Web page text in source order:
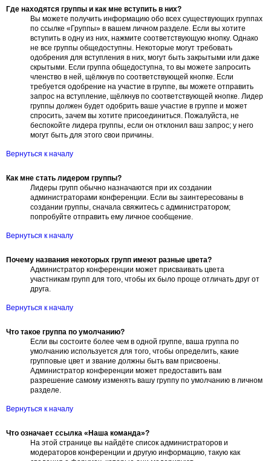
Где находятся группы и как мне вступить в них?
Вы можете получить информацию обо всех существующих группах
по ссылке «Группы» в вашем личном разделе. Если вы хотите
вступить в одну из них, нажмите соответствующую кнопку. Однако
не все группы общедоступны. Некоторые могут требовать
одобрения для вступления в них, могут быть закрытыми или даже
скрытыми. Если группа общедоступна, то вы можете запросить
членство в ней, щёлкнув по соответствующей кнопке. Если
требуется одобрение на участие в группе, вы можете отправить
запрос на вступление, щёлкнув по соответствующей кнопке. Лидер
группы должен будет одобрить ваше участие в группе и может
спросить, зачем вы хотите присоединиться. Пожалуйста, не
беспокойте лидера группы, если он отклонил ваш запрос; у него
могут быть для этого свои причины.
Вернуться к началу
Как мне стать лидером группы?
Лидеры групп обычно назначаются при их создании
администраторами конференции. Если вы заинтересованы в
создании группы, сначала свяжитесь с администратором;
попробуйте отправить ему личное сообщение.
Вернуться к началу
Почему названия некоторых групп имеют разные цвета?
Администратор конференции может присваивать цвета
участникам групп для того, чтобы их было проще отличать друг от
друга.
Вернуться к началу
Что такое группа по умолчанию?
Если вы состоите более чем в одной группе, ваша группа по
умолчанию используется для того, чтобы определить, какие
групповые цвет и звание должны быть вам присвоены.
Администратор конференции может предоставить вам
разрешение самому изменять вашу группу по умолчанию в личном
разделе.
Вернуться к началу
Что означает ссылка «Наша команда»?
На этой странице вы найдёте список администраторов и
модераторов конференции и другую информацию, такую как